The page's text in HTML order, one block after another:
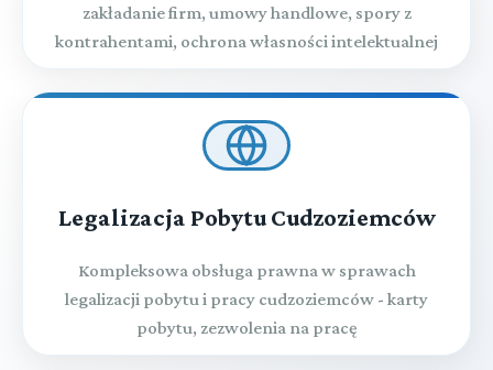
zakładanie firm, umowy handlowe, spory z
kontrahentami, ochrona własności intelektualnej
Legalizacja Pobytu Cudzoziemców
Kompleksowa obsługa prawna w sprawach
legalizacji pobytu i pracy cudzoziemców - karty
pobytu, zezwolenia na pracę